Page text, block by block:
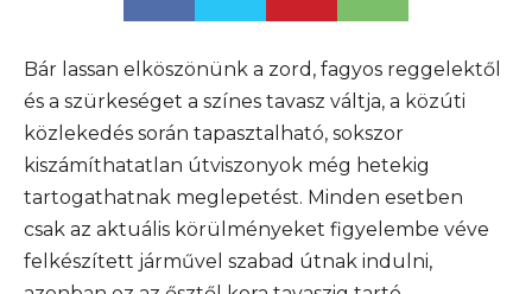
Bár lassan elköszönünk a zord, fagyos reggelektől
és a szürkeséget a színes tavasz váltja, a közúti
közlekedés során tapasztalható, sokszor
kiszámíthatatlan útviszonyok még hetekig
tartogathatnak meglepetést. Minden esetben
csak az aktuális körülményeket figyelembe véve
felkészített járművel szabad útnak indulni,